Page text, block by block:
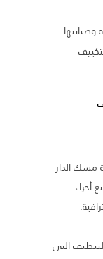
الدار
أجزاء
التي